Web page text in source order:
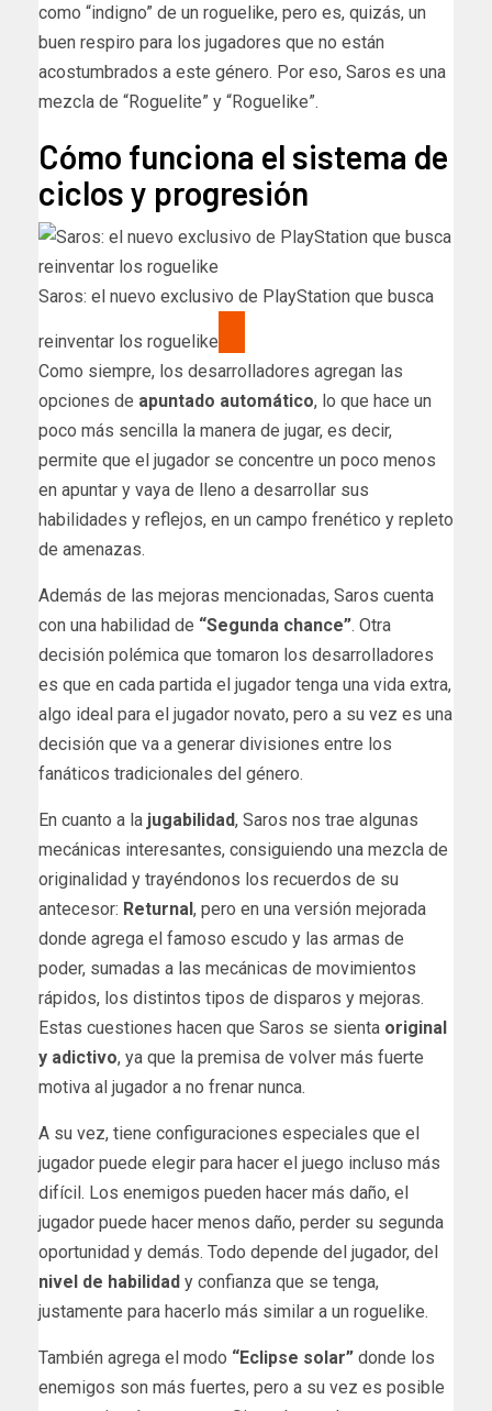
como “indigno” de un roguelike, pero es, quizás, un
buen respiro para los jugadores que no están
acostumbrados a este género. Por eso, Saros es una
mezcla de “Roguelite” y “Roguelike”.
Cómo funciona el sistema de
ciclos y progresión
Saros: el nuevo exclusivo de PlayStation que busca
reinventar los roguelike
Como siempre, los desarrolladores agregan las
opciones de apuntado automático, lo que hace un
poco más sencilla la manera de jugar, es decir,
permite que el jugador se concentre un poco menos
en apuntar y vaya de lleno a desarrollar sus
habilidades y reflejos, en un campo frenético y repleto
de amenazas.
Además de las mejoras mencionadas, Saros cuenta
con una habilidad de “Segunda chance”. Otra
decisión polémica que tomaron los desarrolladores
es que en cada partida el jugador tenga una vida extra,
algo ideal para el jugador novato, pero a su vez es una
decisión que va a generar divisiones entre los
fanáticos tradicionales del género.
En cuanto a la jugabilidad, Saros nos trae algunas
mecánicas interesantes, consiguiendo una mezcla de
originalidad y trayéndonos los recuerdos de su
antecesor: Returnal, pero en una versión mejorada
donde agrega el famoso escudo y las armas de
poder, sumadas a las mecánicas de movimientos
rápidos, los distintos tipos de disparos y mejoras.
Estas cuestiones hacen que Saros se sienta original
y adictivo, ya que la premisa de volver más fuerte
motiva al jugador a no frenar nunca.
A su vez, tiene configuraciones especiales que el
jugador puede elegir para hacer el juego incluso más
difícil. Los enemigos pueden hacer más daño, el
jugador puede hacer menos daño, perder su segunda
oportunidad y demás. Todo depende del jugador, del
nivel de habilidad y confianza que se tenga,
justamente para hacerlo más similar a un roguelike.
También agrega el modo “Eclipse solar” donde los
enemigos son más fuertes, pero a su vez es posible